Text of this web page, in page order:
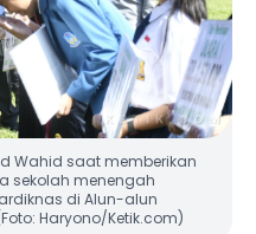
Wahid saat memberikan
sekolah menengah
di Alun-alun
Haryono/Ketik.com)